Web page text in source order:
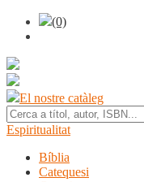
(0)
El nostre catàleg
Espiritualitat
Bíblia
Catequesi